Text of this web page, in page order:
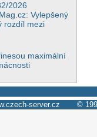
2026
Vylepšený
rozdíl mezi
maximální
server.cz ©